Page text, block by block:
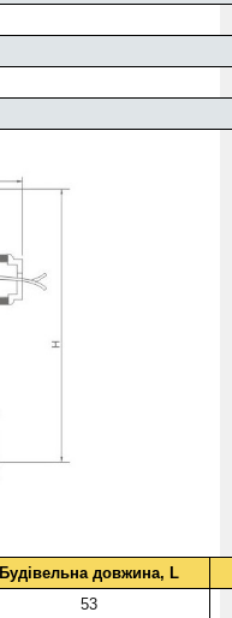
Будівельна довжина, L
53